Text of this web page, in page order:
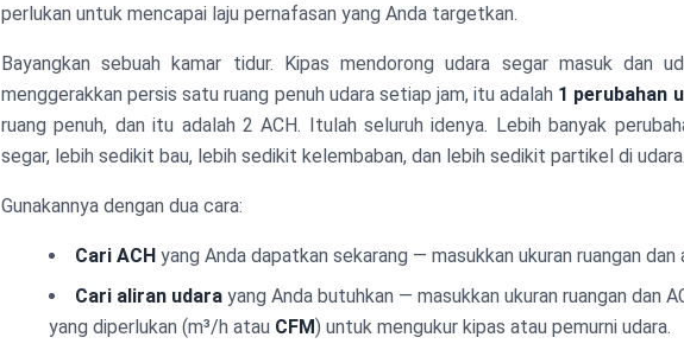
perlukan untuk mencapai laju pernafasan yang Anda targetkan.
Bayangkan sebuah kamar tidur. Kipas mendorong udara segar masuk dan
menggerakkan persis satu ruang penuh udara setiap jam, itu adalah 1 perubahan
ruang penuh, dan itu adalah 2 ACH. Itulah seluruh idenya. Lebih banyak
segar, lebih sedikit bau, lebih sedikit kelembaban, dan lebih sedikit partikel di udara.
Gunakannya dengan dua cara:
Cari ACH yang Anda dapatkan sekarang — masukkan ukuran ruangan dan
Cari aliran udara yang Anda butuhkan — masukkan ukuran ruangan dan
yang diperlukan (m³/h atau CFM) untuk mengukur kipas atau pemurni udara.